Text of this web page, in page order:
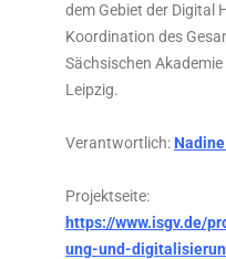
dem Gebiet der Digital
Koordination des
Sächsischen
Leipzig.
Verantwortlich:
Projektseite:
https://www.isgv.de/
ung-und-